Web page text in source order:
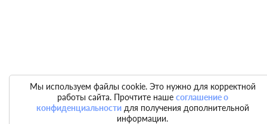
Мы используем файлы cookie. Это нужно для корректной
работы сайта. Прочтите наше соглашение о
конфиденциальностидля получения дополнительной
информации.